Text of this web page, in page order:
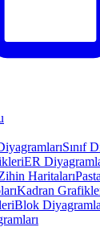
Sınıf
ER
Haritaları
Kadran
Blok